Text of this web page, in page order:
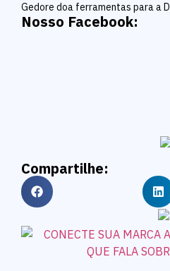
Gedore doa ferramentas para a
Nosso Facebook:
Compartilhe: